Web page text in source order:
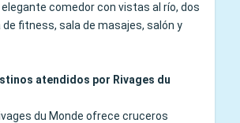
comedor con vistas al río, dos
de fitness, sala de masajes, salón y
atendidos por Rivages du
du Monde ofrece cruceros